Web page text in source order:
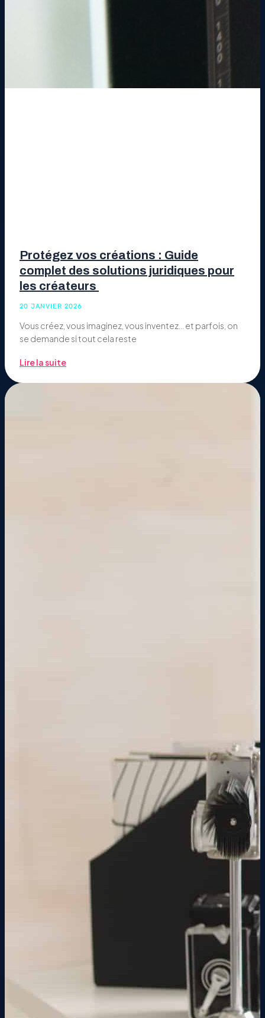
Protégez vos créations : Guide
complet des solutions juridiques pour
les créateurs
20 JANVIER 2026
Vous créez, vous imaginez, vous inventez… et parfois, on
se demande si tout cela reste
Lire la suite